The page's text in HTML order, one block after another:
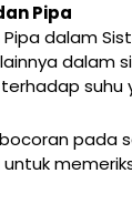
Pipa
dalam
dalam
suhu
pada